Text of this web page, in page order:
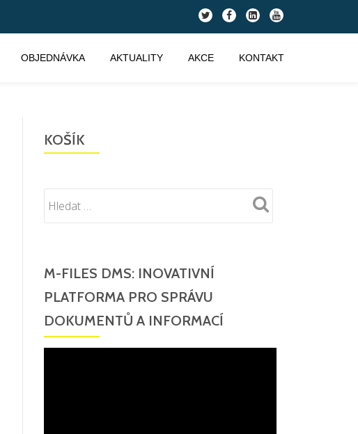
fa-
twitter
fa-
facebook
fa-
linkedin-
square
fa-
youtube
OBJEDNÁVKA AKTUALITY AKCE KONTAKT
KOŠÍK
M-FILES DMS: INOVATIVNÍ
PLATFORMA PRO SPRÁVU
DOKUMENTŮ A INFORMACÍ